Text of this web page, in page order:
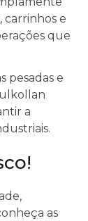
carrinhos e
que
pesadas e
a
as